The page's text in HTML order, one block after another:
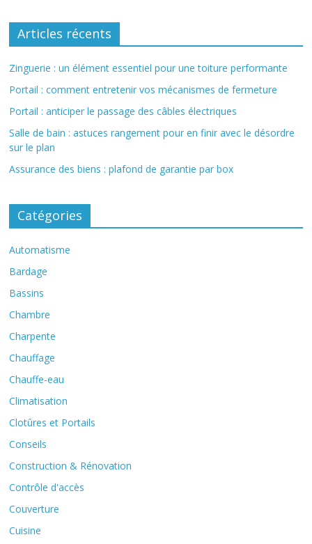
Articles récents
Zinguerie : un élément essentiel pour une toiture performante
Portail : comment entretenir vos mécanismes de fermeture
Portail : anticiper le passage des câbles électriques
Salle de bain : astuces rangement pour en finir avec le désordre
sur le plan
Assurance des biens : plafond de garantie par box
Catégories
Automatisme
Bardage
Bassins
Chambre
Charpente
Chauffage
Chauffe-eau
Climatisation
Clotûres et Portails
Conseils
Construction & Rénovation
Contrôle d'accès
Couverture
Cuisine